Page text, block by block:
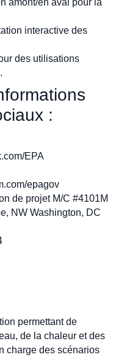
amont/en aval pour la
interactive des
des utilisations
:
EPA
epagov
de projet M/C #4101M
NW Washington, DC
permettant de
de la chaleur et des
charge des scénarios